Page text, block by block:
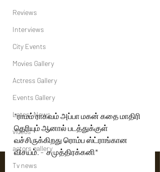
Reviews
Interviews
City Events
Movies Gallery
Actress Gallery
Events Gallery
Latest News
videos
actors gallery
Tv news
*ராமம் ராகவம் அப்பா மகன் கதை மாதிரி
தெரியும் ஆனால் படத்துக்குள்
வச்சிருக்கிறது ரொம்ப ஸ்ட்ராங்கான
விசயம். -  சமுத்திரக்கனி*